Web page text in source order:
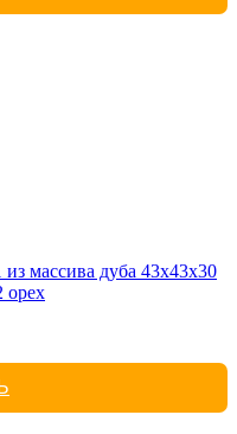
массива дуба 43х43х30
орех